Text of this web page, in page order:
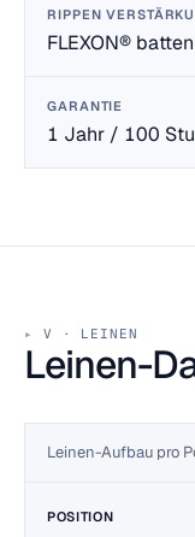
RIPPEN
FLEXON®
GARANTIE
1 Jahr / 100
V · LEINEN
Leinen-
Leinen-Aufbau pro
POSITION